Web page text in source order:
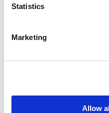
meters
Identify your
Find out more about how
We use cookies to
Statistics
Marketing
Allow
유료 서비스
유료 서비스
시작하기